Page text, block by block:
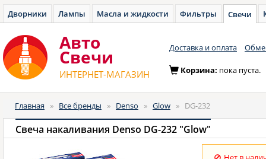
Дворники Лампы Масла и жидкости Фильтры Свечи
Авто
Cвечи
ИНТЕРНЕТ-МАГАЗИН
Доставка и оплата
Корзина: пока пуста.
Главная » Все бренды » Denso » Glow » DG-232
Свеча накаливания Denso DG-232 "Glow"